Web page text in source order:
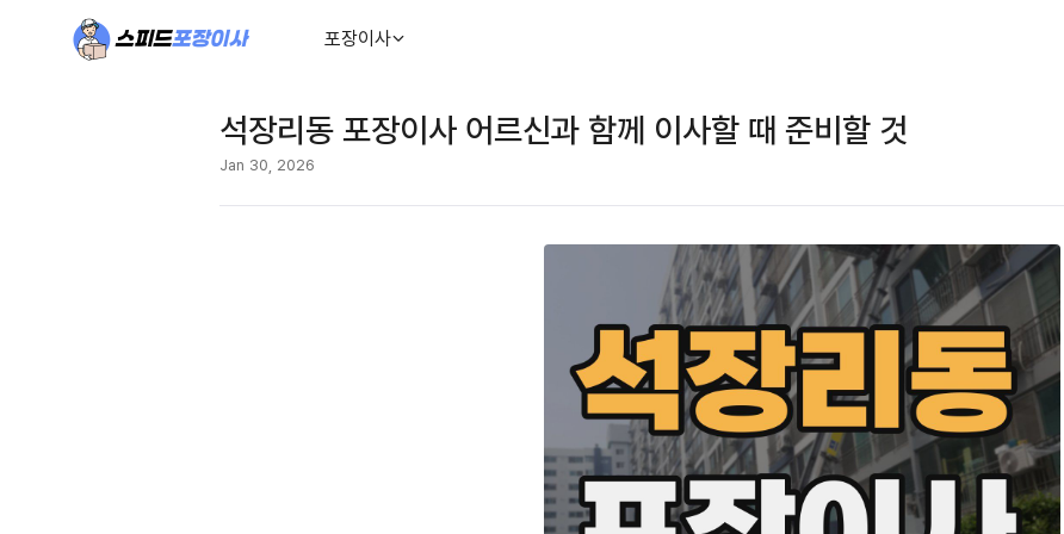
포장이사
석장리동 포장이사 어르신과 함께 이사할 때 준비할 것
Jan 30, 2026